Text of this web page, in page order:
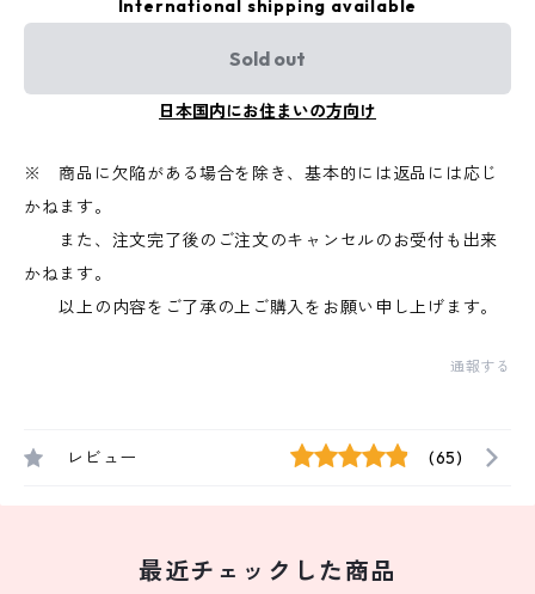
International shipping available
Sold out
日本国内にお住まいの方向け
※ 商品に欠陥がある場合を除き、基本的には返品には応じ
かねます。
また、注文完了後のご注文のキャンセルのお受付も出来
かねます。
以上の内容をご了承の上ご購入をお願い申し上げます。
通報する
レビュー (65)
最近チェックした商品